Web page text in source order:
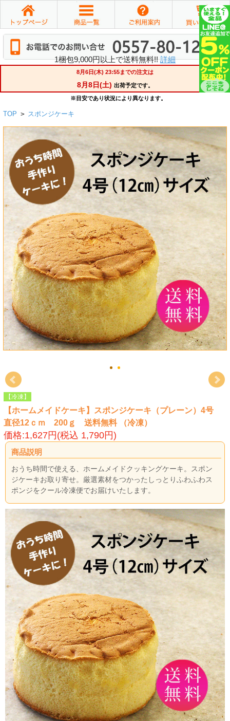
1梱包9,000円以上で送料無料!!詳細
TOP > スポンジケーキ
【冷凍】
【ホームメイドケーキ】スポンジケーキ（プレーン）4号
直径12ｃｍ 200ｇ 送料無料 （冷凍）
価格:1,627円(税込 1,790円)
商品説明
おうち時間で使える、ホームメイドクッキングケーキ。スポン
ジケーキお取り寄せ。厳選素材をつかったしっとりふわふわス
ポンジをクール冷凍便でお届けいたします。